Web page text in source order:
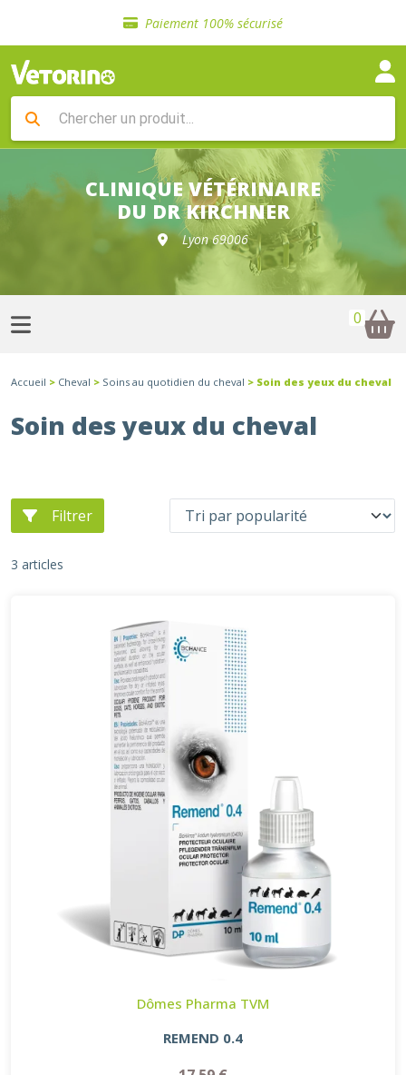
Paiement 100% sécurisé
Livraison gratuite en clinique vétérinaire
Sélection de croquettes vétérinaire
Livraison gratuite en clinique vétérinaire
Retour gratuit en clinique
Sélection de croquettes vétérinaire
CLINIQUE VÉTÉRINAIRE
DU DR KIRCHNER
Lyon 69006
0
Accueil > Cheval > Soins au quotidien du cheval > Soin des yeux du cheval
Soin des yeux du cheval
Filtrer
3 articles
Dômes Pharma TVM
REMEND 0.4